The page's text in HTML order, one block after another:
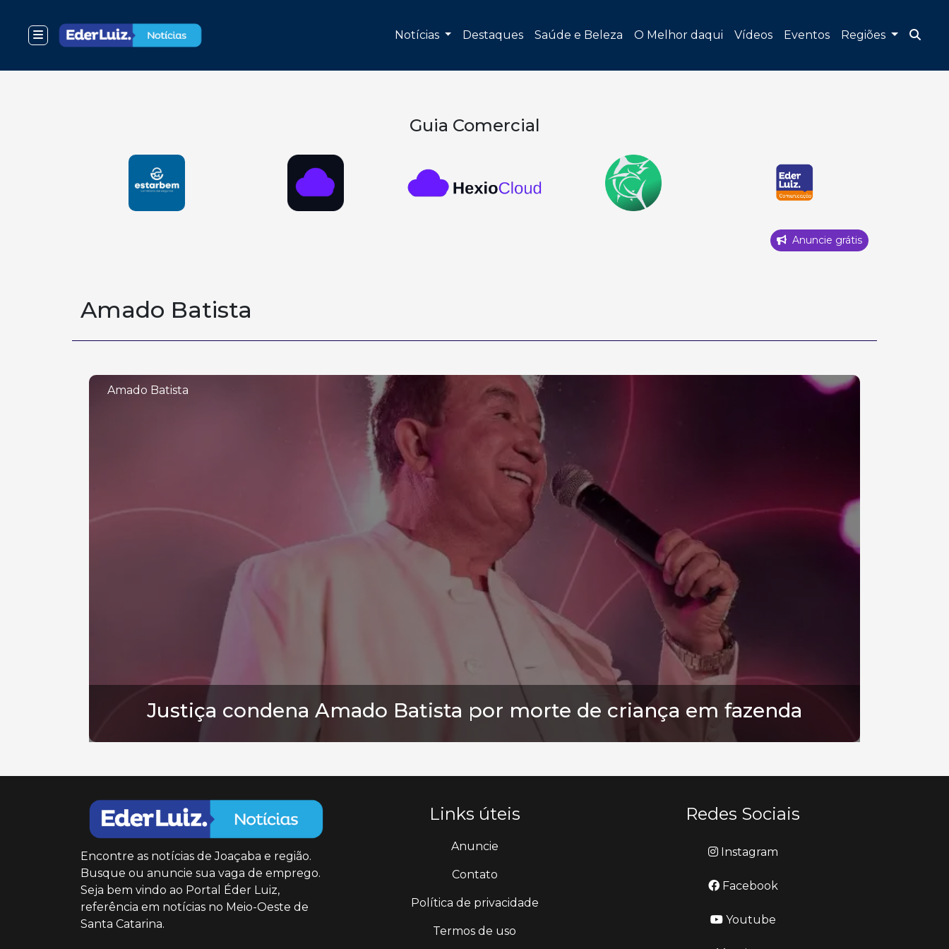
Notícias Destaques Saúde e Beleza O Melhor daqui Vídeos Eventos Regiões
Guia Comercial
Anuncie grátis
Amado Batista
Amado Batista
Justiça condena Amado Batista por morte de criança em fazenda
Encontre as notícias de Joaçaba e região.
Busque ou anuncie sua vaga de emprego.
Seja bem vindo ao Portal Éder Luiz,
referência em notícias no Meio-Oeste de
Santa Catarina.
Links úteis
Anuncie
Contato
Política de privacidade
Termos de uso
Redes Sociais
Instagram
Facebook
Youtube